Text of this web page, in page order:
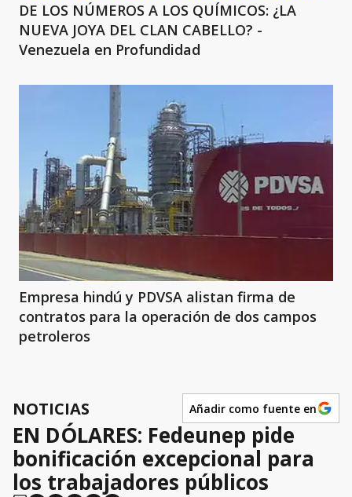
DE LOS NÚMEROS A LOS QUÍMICOS: ¿LA
NUEVA JOYA DEL CLAN CABELLO? -
Venezuela en Profundidad
Empresa hindú y PDVSA alistan firma de
contratos para la operación de dos campos
petroleros
NOTICIAS Añadir como fuente en
EN DÓLARES: Fedeunep pide
bonificación excepcional para
los trabajadores públicos